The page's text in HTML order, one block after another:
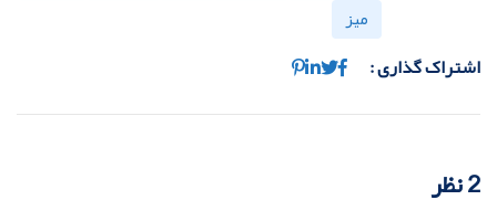
میز
اشتراک گذاری :
2 نظر